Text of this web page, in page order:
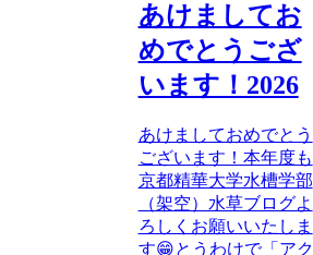
あけましてお
めでとうござ
います！2026
あけましておめでとう
ございます！本年度も
京都精華大学水槽学部
（架空）水草ブログよ
ろしくお願いいたしま
す😁とうわけで「アク